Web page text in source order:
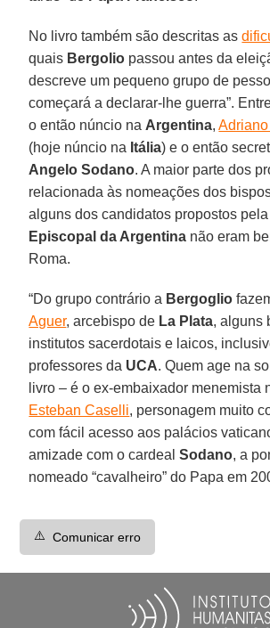
No livro também são descritas as
quais Bergolio passou antes da
descreve um pequeno grupo de
começará a declarar-lhe guerra”.
o então núncio na Argentina,
(hoje núncio na Itália) e o então
Angelo Sodano. A maior parte dos
relacionada às nomeações dos
alguns dos candidatos propostos
Episcopal da Argentina não eram
Roma.
“Do grupo contrário a Bergoglio
Aguer, arcebispo de La Plata, alguns
institutos sacerdotais e laicos,
professores da UCA. Quem age na
livro – é o ex-embaixador menemista
Esteban Caselli, personagem muito
com fácil acesso aos palácios
amizade com o cardealSodano, a
nomeado “cavalheiro” do Papa em
⚠️ Comunicar erro